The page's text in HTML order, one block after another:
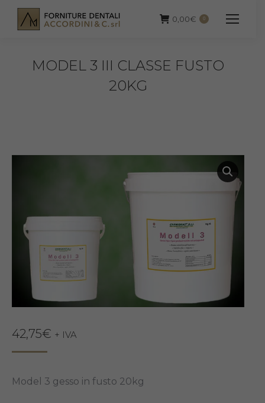
0,00€ 0
MODEL 3 III CLASSE FUSTO
20KG
42,75€ + IVA
Model 3 gesso in fusto 20kg